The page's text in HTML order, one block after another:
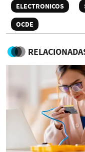
ELECTRONICOS
OCDE